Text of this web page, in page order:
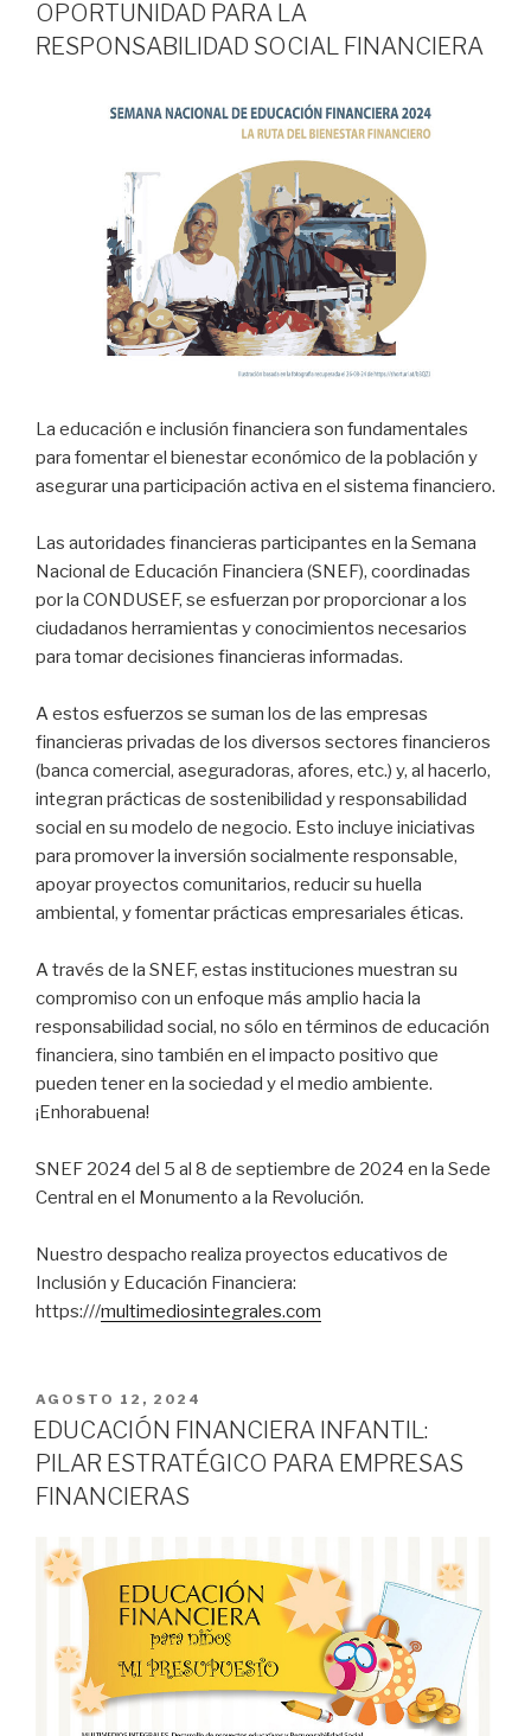
OPORTUNIDAD PARA LA
RESPONSABILIDAD SOCIAL FINANCIERA
La educación e inclusión financiera son fundamentales
para fomentar el bienestar económico de la población y
asegurar una participación activa en el sistema financiero.
Las autoridades financieras participantes en la Semana
Nacional de Educación Financiera (SNEF), coordinadas
por la CONDUSEF, se esfuerzan por proporcionar a los
ciudadanos herramientas y conocimientos necesarios
para tomar decisiones financieras informadas.
A estos esfuerzos se suman los de las empresas
financieras privadas de los diversos sectores financieros
(banca comercial, aseguradoras, afores, etc.) y, al hacerlo,
integran prácticas de sostenibilidad y responsabilidad
social en su modelo de negocio. Esto incluye iniciativas
para promover la inversión socialmente responsable,
apoyar proyectos comunitarios, reducir su huella
ambiental, y fomentar prácticas empresariales éticas.
A través de la SNEF, estas instituciones muestran su
compromiso con un enfoque más amplio hacia la
responsabilidad social, no sólo en términos de educación
financiera, sino también en el impacto positivo que
pueden tener en la sociedad y el medio ambiente.
¡Enhorabuena!
SNEF 2024 del 5 al 8 de septiembre de 2024 en la Sede
Central en el Monumento a la Revolución.
Nuestro despacho realiza proyectos educativos de
Inclusión y Educación Financiera:
https:///multimediosintegrales.com
PUBLICADO
EN
AGOSTO 12, 2024
EDUCACIÓN FINANCIERA INFANTIL:
PILAR ESTRATÉGICO PARA EMPRESAS
FINANCIERAS